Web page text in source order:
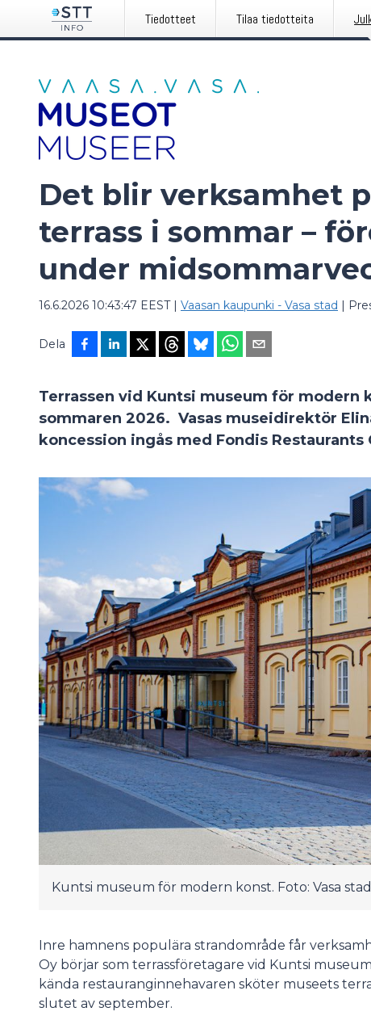
Tiedotteet Tilaa tiedotteita
Det blir verksamhet
terrass i sommar –
under
16.6.2026 10:43:47 EEST| Vaasan kaupunki - Vasa stad |
Dela
Terrassen vid Kuntsi museum för modern
sommaren 2026. Vasas museidirektör
koncession ingås med Fondis
Kuntsi museum för modern konst. Foto: Vasa
Inre hamnens populära strandområde får
Oy börjar som terrassföretagare vid Kuntsi
kända restauranginnehavaren sköter museets
slutet av september.